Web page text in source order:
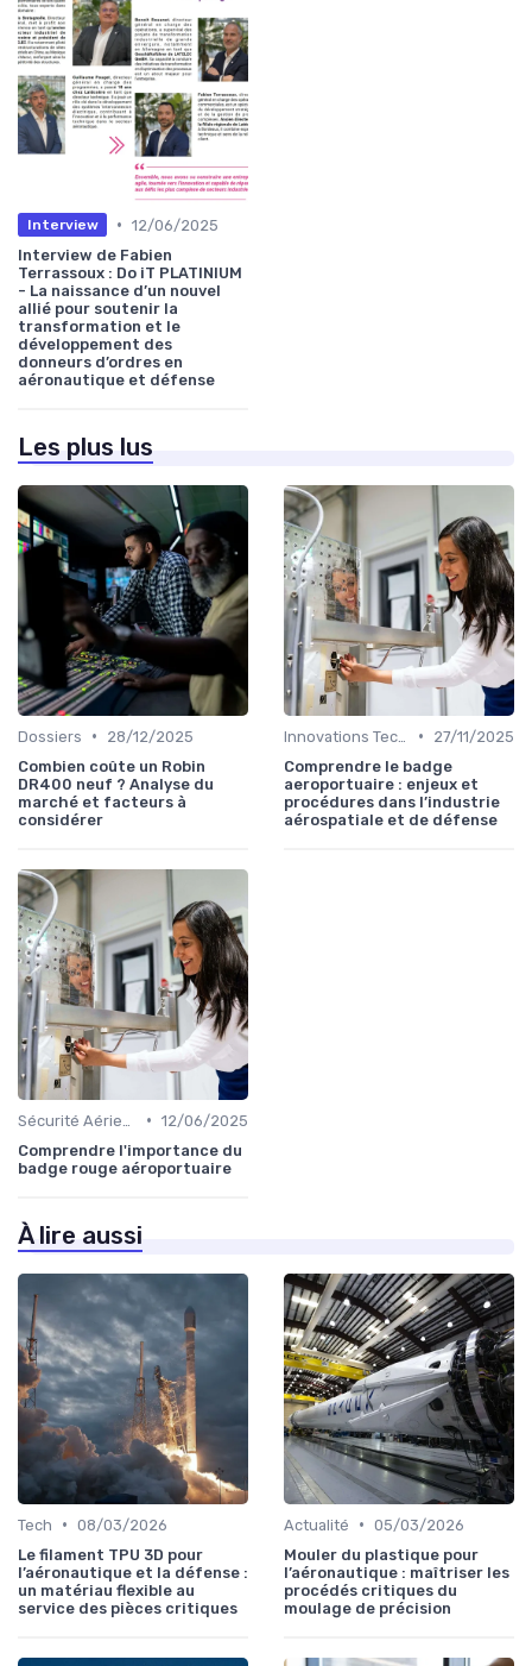
Interview • 12/06/2025
Interview de Fabien
Terrassoux : Do iT PLATINIUM
- La naissance d’un nouvel
allié pour soutenir la
transformation et le
développement des
donneurs d’ordres en
aéronautique et défense
Les plus lus
Dossiers •
28/12/2025
Combien coûte un Robin
DR400 neuf ? Analyse du
marché et facteurs à
considérer
•
27/11/2025
Comprendre le badge
aeroportuaire : enjeux et
procédures dans l’industrie
aérospatiale et de défense
• 12/06/2025
Comprendre l'importance du
badge rouge aéroportuaire
À lire aussi
Tech • 08/03/2026
Le filament TPU 3D pour
l’aéronautique et la défense :
un matériau flexible au
service des pièces critiques
Actualité • 05/03/2026
Mouler du plastique pour
l’aéronautique : maîtriser les
procédés critiques du
moulage de précision